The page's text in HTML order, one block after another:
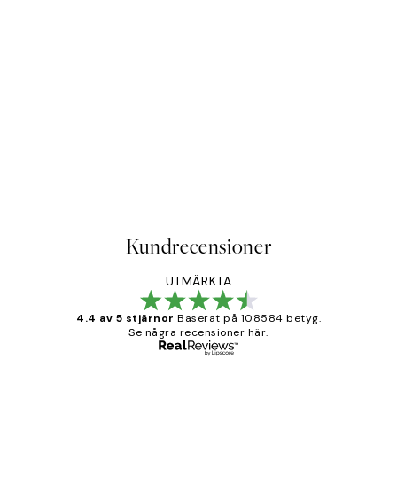
Kundrecensioner
UTMÄRKTA
4.4 av 5 stjärnor Baserat på 108584 betyg.
Se några recensioner här.